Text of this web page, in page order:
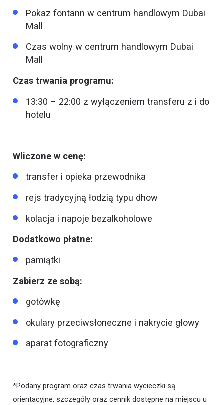
Pokaz fontann w centrum handlowym Dubai
Mall
Czas wolny w centrum handlowym Dubai
Mall
Czas trwania programu:
13:30 – 22:00 z wyłączeniem transferu z i do
hotelu
Wliczone w cenę:
transfer i opieka przewodnika
rejs tradycyjną łodzią typu dhow
kolacja i napoje bezalkoholowe
Dodatkowo płatne:
pamiątki
Zabierz ze sobą:
gotówkę
okulary przeciwsłoneczne i nakrycie głowy
aparat fotograficzny
*Podany program oraz czas trwania wycieczki są
orientacyjne, szczegóły oraz cennik dostępne na miejscu u